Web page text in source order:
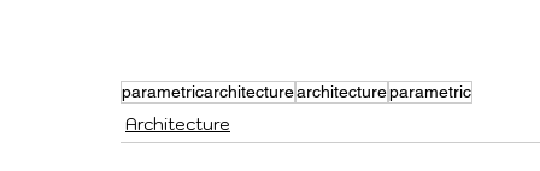
parametricarchitecturearchitectureparametric
Architecture